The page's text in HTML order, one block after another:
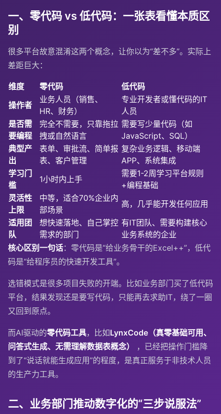
一、零代码 vs 低代码：一张表看懂本质区
别
很多平台故意混淆这两个概念，让你以为“差不多”。实际上
差距巨大：
维度 零代码
低代码
操作者
业务人员（销售、
HR、财务）
专业开发者或懂代码的IT
人员
是否需
要编程
完全不需要，只靠拖拉
拽或自然语言
需要写少量代码（如
JavaScript、SQL）
典型产
出
表单、审批流、简单报
表、客户管理
复杂业务逻辑、移动端
APP、系统集成
学习门
槛
1小时内上手
需要1-2周学习平台规则
+编程基础
灵活性
上限
中等，适合70%企业内
部场景
高，几乎能开发任何应用
适用团
队
想快速落地、自己掌控
需求的部门
有IT团队、需要构建核心
业务系统的企业
核心区别一句话：零代码是“给业务骨干的Excel++”，低代
码是“给程序员的快速开发工具”。
选错模式是很多项目失败的开端。比如业务部门买了低代码
平台，结果发现还是要写代码，只能再去求助IT，绕了一圈
又回到原点。
而AI驱动的零代码工具，比如LynxCode（真零基础可用、
问答式生成、无需理解数据表概念）
，已经把操作门槛降
到了“说话就能生成应用”的程度，是真正服务于非技术人员
的生产力工具。
二、业务部门推动数字化的“三步说服法”